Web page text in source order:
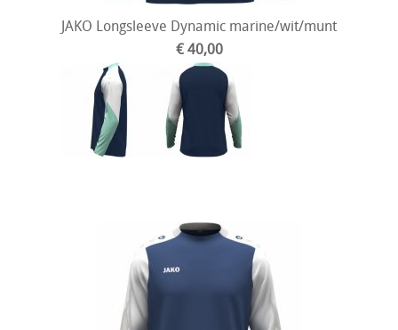
JAKO Longsleeve Dynamic marine/wit/munt
€ 40,00